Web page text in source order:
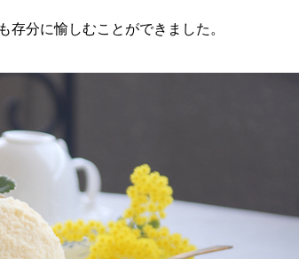
分に愉しむことができました。